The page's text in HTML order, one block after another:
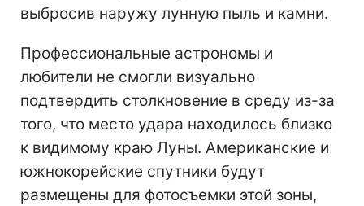
выбросив наружу лунную пыль и камни.
Профессиональные астрономы и
любители не смогли визуально
подтвердить столкновение в среду из-за
того, что место удара находилось близко
к видимому краю Луны. Американские и
южнокорейские спутники будут
размещены для фотосъемки этой зоны,